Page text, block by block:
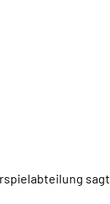
sagt